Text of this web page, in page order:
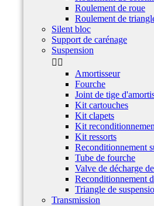
Roulement de roue
Roulement de
Silent bloc
Support de carénage
Suspension
 
Amortisseur
Fourche
Joint de tige
Kit cartouches
Kit clapets
Kit
Kit ressorts
Reconditionnement
Tube de fourche
Valve de décharge
Reconditionnement
Triangle de
Transmission